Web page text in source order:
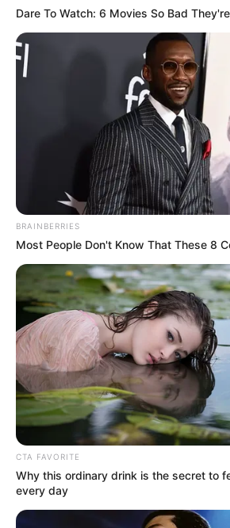
Dare To Watch: 6 Movies So Bad
BRAINBERRIES
Most People Don't Know That These 8
CTA FAVORITE
Why this ordinary drink is the secret to
every day